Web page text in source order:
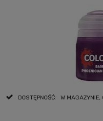
DOSTĘPNOŚĆ: W